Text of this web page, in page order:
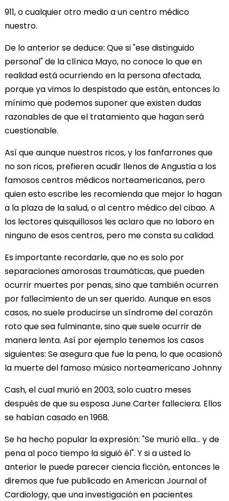
911, o cualquier otro medio a un centro médico
nuestro.
De lo anterior se deduce: Que si "ese distinguido
personal" de la clínica Mayo, no conoce lo que en
realidad está ocurriendo en la persona afectada,
porque ya vimos lo despistado que están, entonces lo
mínimo que podemos suponer que existen dudas
razonables de que el tratamiento que hagan será
cuestionable.
Así que aunque nuestros ricos, y los fanfarrones que
no son ricos, prefieren acudir llenos de Angustia a los
famosos centros médicos norteamericanos, pero
quien esto escribe les recomienda que mejor lo hagan
a la plaza de la salud, o al centro médico del cibao. A
los lectores quisquillosos les aclaro que no laboro en
ninguno de esos centros, pero me consta su calidad.
Es importante recordarle, que no es solo por
separaciones amorosas traumáticas, que pueden
ocurrir muertes por penas, sino que también ocurren
por fallecimiento de un ser querido. Aunque en esos
casos, no suele producirse un síndrome del corazón
roto que sea fulminante, sino que suele ocurrir de
manera lenta. Así por ejemplo tenemos los casos
siguientes: Se asegura que fue la pena, lo que ocasionó
la muerte del famoso músico norteamericano Johnny
Cash, el cual murió en 2003, solo cuatro meses
después de que su esposa June Carter falleciera. Ellos
se habían casado en 1968.
Se ha hecho popular la expresión: "Se murió ella... y de
pena al poco tiempo la siguió él". Y si a usted lo
anterior le puede parecer ciencia ficción, entonces le
diremos que fue publicado en American Journal of
Cardiology, que una investigación en pacientes